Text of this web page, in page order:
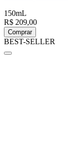
150mL
R$ 209,00
Comprar
BEST-SELLER